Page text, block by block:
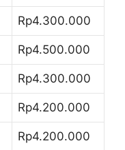
Rp4.300.000
Rp4.500.000
Rp4.300.000
Rp4.200.000
Rp4.200.000